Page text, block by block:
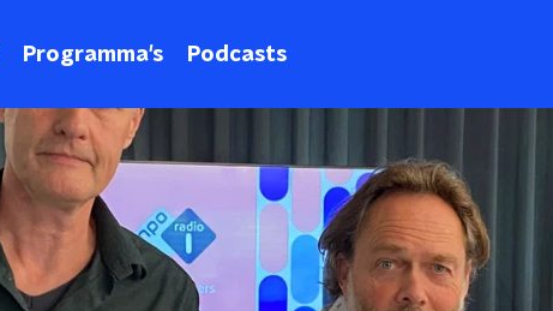
Programma's Podcasts